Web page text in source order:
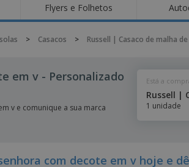
Roll-ups
Autocolantes, Vinis e
Cartazes
Posters
Novos
de
Descartáveis
Relógios de
Comida e
Flyers e Folhetos
> Casacos >
em v - Personalizado
v e comunique a sua marca
Está a
1 unidade
com decote em v hoje e